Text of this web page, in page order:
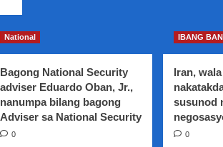
National
Bagong National Security
adviser Eduardo Oban, Jr.,
nanumpa bilang bagong
Adviser sa National Security
0
IBANG
Iran,
susunod
0